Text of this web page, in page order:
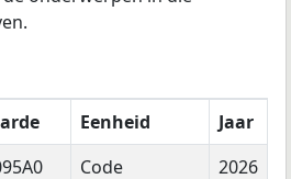
Eenheid
Jaar
Code
2026